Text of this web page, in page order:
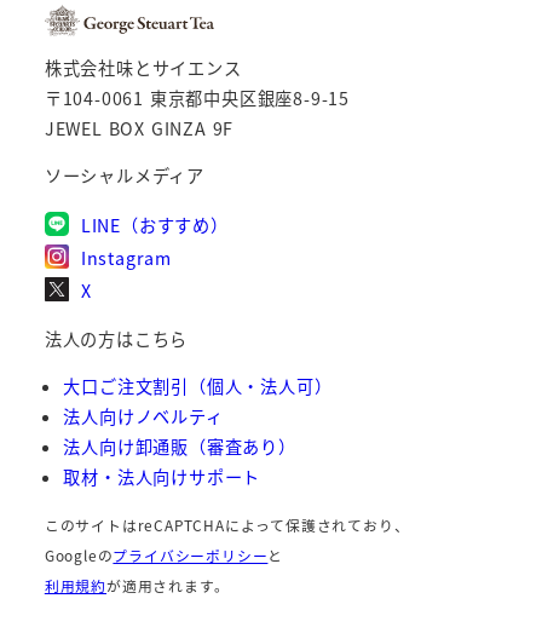
株式会社味とサイエンス
〒104-0061 東京都中央区銀座8-9-15
JEWEL BOX GINZA 9F
ソーシャルメディア
LINE（おすすめ）
Instagram
X
法人の方はこちら
大口ご注文割引（個人・法人可）
法人向けノベルティ
法人向け卸通販（審査あり）
取材・法人向けサポート
このサイトはreCAPTCHAによって保護されており、
Googleのプライバシーポリシーと
利用規約が適用されます。